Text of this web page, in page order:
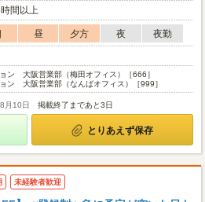
間以上
昼 夕方 夜
夜勤
ン 大阪営業部（梅田オフィス）［666］
ン 大阪営業部（なんばオフィス）［999］
月10日 掲載終了まであと3日
とりあえず保存
未経験者歓迎